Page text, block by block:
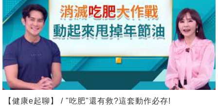
【健康e起聊】 / "吃肥"還有救?這套動作必存!